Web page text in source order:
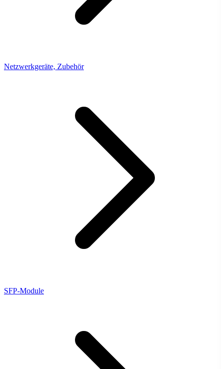
Netzwerkgeräte, Zubehör
SFP-Module